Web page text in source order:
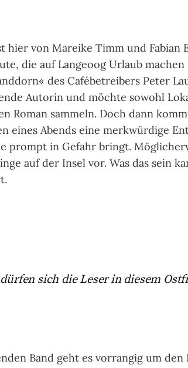
hier von Mareike Timm und Fabian
die auf Langeoog Urlaub
des Cafébetreibers Peter
Autorin und möchte sowohl
Roman sammeln. Doch dann
eines Abends eine merkwürdige
prompt in Gefahr bringt.
auf der Insel vor. Was das sein
sich die Leser in diesem
Band geht es vorrangig um den